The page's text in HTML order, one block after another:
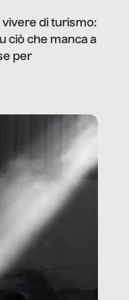
vivere di turismo:
ciò che manca a
per